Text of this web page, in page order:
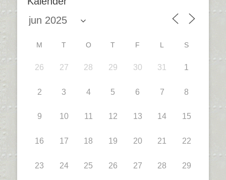
M T O T F L S
26 27 28 29 30 31 1
2 3 4 5 6 7 8
9 10 11 12 13 14 15
16 17 18 19 20 21 22
23 24 25 26 27 28 29